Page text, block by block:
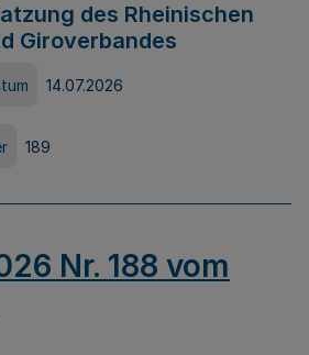
des Rheinischen
Giroverbandes
14.07.2026
189
Nr. 188 vom